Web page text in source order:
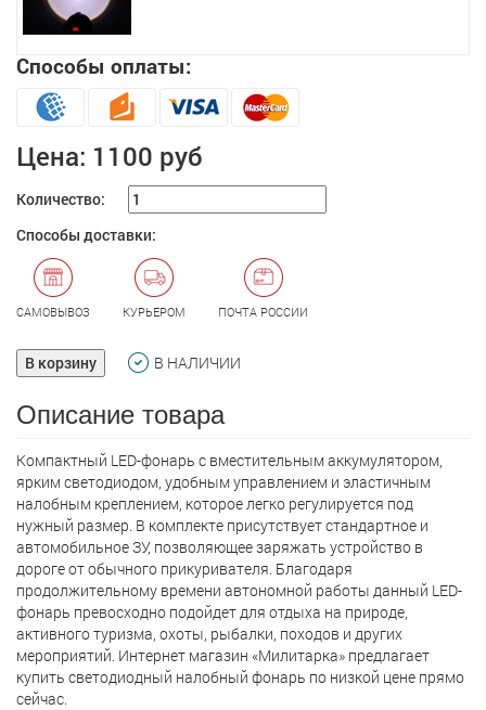
Способы оплаты:
Цена: 1100 руб
Количество:
Способы доставки:
САМОВЫВОЗ КУРЬЕРОМ ПОЧТА РОССИИ
В корзину В НАЛИЧИИ
Описание товара
Компактный LED-фонарь с вместительным аккумулятором,
ярким светодиодом, удобным управлением и эластичным
налобным креплением, которое легко регулируется под
нужный размер. В комплекте присутствует стандартное и
автомобильное ЗУ, позволяющее заряжать устройство в
дороге от обычного прикуривателя. Благодаря
продолжительному времени автономной работы данный LED-
фонарь превосходно подойдет для отдыха на природе,
активного туризма, охоты, рыбалки, походов и других
мероприятий. Интернет магазин «Милитарка» предлагает
кyпить светодиодный налобный фонарь по низкой цене прямо
сейчас.